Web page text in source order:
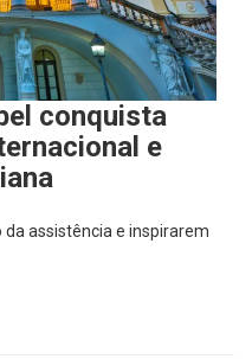
conquista
e
assistência e inspirarem